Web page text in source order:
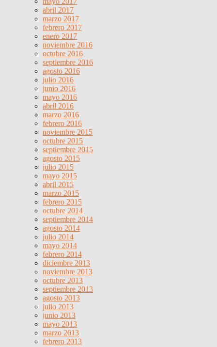
abril 2017
marzo 2017
febrero 2017
enero 2017
noviembre 2016
octubre 2016
septiembre 2016
agosto 2016
julio 2016
junio 2016
mayo 2016
abril 2016
marzo 2016
febrero 2016
noviembre 2015
octubre 2015
septiembre 2015
agosto 2015
julio 2015
mayo 2015
abril 2015
marzo 2015
febrero 2015
octubre 2014
septiembre 2014
agosto 2014
julio 2014
mayo 2014
febrero 2014
diciembre 2013
noviembre 2013
octubre 2013
septiembre 2013
agosto 2013
julio 2013
junio 2013
mayo 2013
marzo 2013
febrero 2013